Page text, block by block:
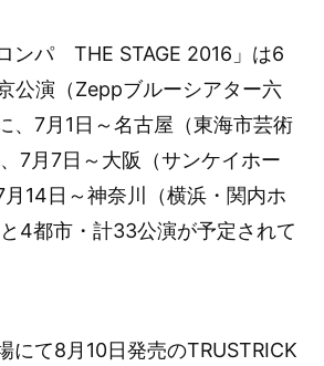
ンパ THE STAGE 2016」は6
公演（Zeppブルーシアター六
、7月1日～名古屋（東海市芸術
7月7日～大阪（サンケイホー
14日～神奈川（横浜・関内ホ
4都市・計33公演が予定されて
にて8月10日発売のTRUSTRICK